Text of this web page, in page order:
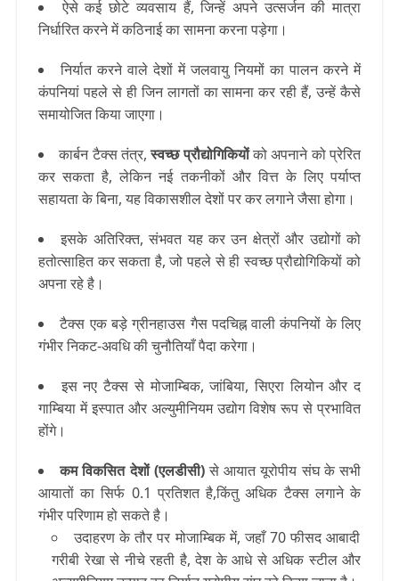
ऐसे कई छोटे व्यवसाय हैं, जिन्हें अपने उत्सर्जन की मात्रा
निर्धारित करने में कठिनाई का सामना करना पड़ेगा।
निर्यात करने वाले देशों में जलवायु नियमों का पालन करने में
कंपनियां पहले से ही जिन लागतों का सामना कर रही हैं, उन्हें कैसे
समायोजित किया जाएगा।
कार्बन टैक्स तंत्र,स्वच्छ प्रौद्योगिकियोंको अपनाने को प्रेरित
कर सकता है, लेकिन नई तकनीकों और वित्त के लिए पर्याप्त
सहायता के बिना, यह विकासशील देशों पर कर लगाने जैसा होगा।
इसके अतिरिक्त, संभवत यह कर उन क्षेत्रों और उद्योगों को
हतोत्साहित कर सकता है, जो पहले से ही स्वच्छ प्रौद्योगिकियों को
अपना रहे है।
टैक्स एक बड़े ग्रीनहाउस गैस पदचिह्न वाली कंपनियों के लिए
गंभीर निकट-अवधि की चुनौतियाँ पैदा करेगा।
इस नए टैक्स से मोजाम्बिक, जांबिया, सिएरा लियोन और द
गाम्बिया में इस्पात और अल्युमीनियम उद्योग विशेष रूप से प्रभावित
होंगे।
कम विकसित देशों (एलडीसी)से आयात यूरोपीय संघ के सभी
आयातों का सिर्फ 0.1 प्रतिशत है,किंतु अधिक टैक्स लगाने के
गंभीर परिणाम हो सकते है।
उदाहरण के तौर पर मोजाम्बिक में, जहाँ 70 फीसद आबादी
गरीबी रेखा से नीचे रहती है, देश के आधे से अधिक स्टील और